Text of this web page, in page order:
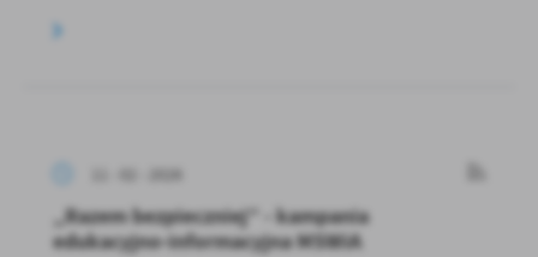
„Razem bezpieczniej” - kampania
edukacyjno-informacyjna MSWiA